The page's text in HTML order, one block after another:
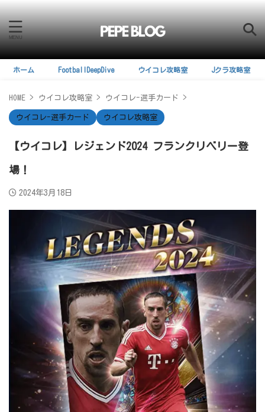
ホーム FootballDeepDive ウイコレ攻略室 Jクラ攻略室
HOME > ウイコレ攻略室 > ウイコレ-選手カード >
ウイコレ-選手カード ウイコレ攻略室
【ウイコレ】レジェンド2024 フランクリベリー登
場！
2024年3月18日